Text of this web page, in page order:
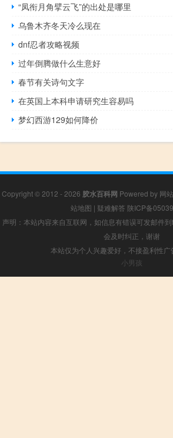
“凤衔月角擘云飞”的出处是哪里
乌鲁木齐冬天冷么现在
dnf忍者攻略视频
过年倒腾做什么生意好
春节有关诗句文字
在英国上本科申请研究生容易吗
梦幻西游129如何降价
Copyright © 2012 - 2026 胶水百科网 Powered by 网
站地图 | 疑难解答 陕ICP备
声明：本站内容来自互联网，如信息有错误可发邮件
会及时纠正，谢谢
本站仅为个人兴趣爱好，不接盈利性广
小男孩